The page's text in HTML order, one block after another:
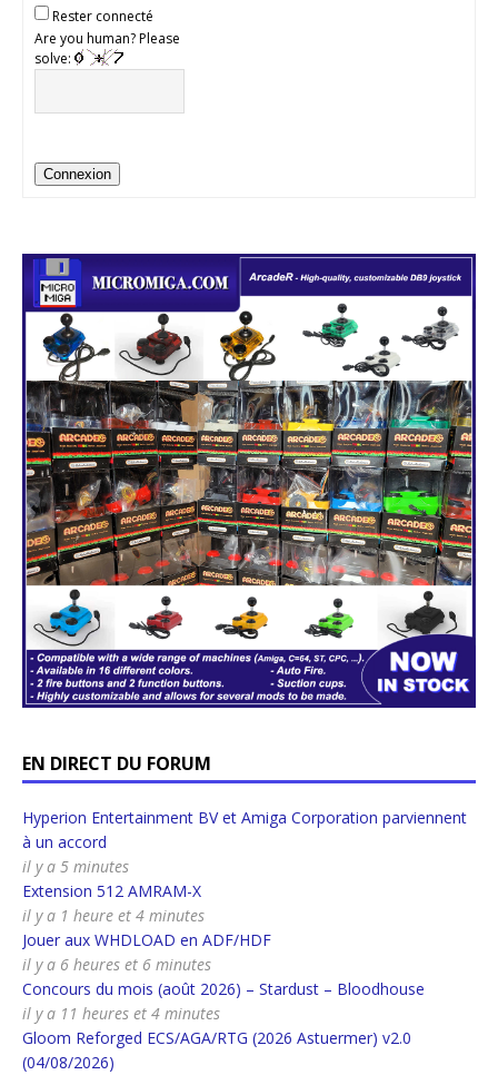
Rester connecté
Are you human? Please
solve:
Connexion
EN DIRECT DU FORUM
Hyperion Entertainment BV et Amiga Corporation parviennent
à un accord
il y a 5 minutes
Extension 512 AMRAM-X
il y a 1 heure et 4 minutes
Jouer aux WHDLOAD en ADF/HDF
il y a 6 heures et 6 minutes
Concours du mois (août 2026) – Stardust – Bloodhouse
il y a 11 heures et 4 minutes
Gloom Reforged ECS/AGA/RTG (2026 Astuermer) v2.0
(04/08/2026)